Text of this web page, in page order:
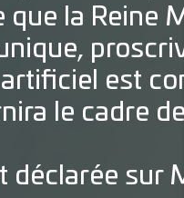
que la Reine
est
le cadre
déclarée sur